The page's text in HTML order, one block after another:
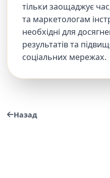
тільки заощаджує
та маркетологам
необхідні для
результатів та
соціальних мережах.
Назад